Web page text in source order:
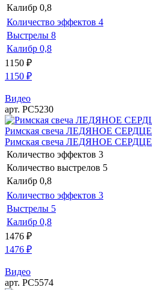
Калибр 0,8
Количество эффектов 4
Выстрелы 8
Калибр 0,8
1150 ₽
1150 ₽
Видео
арт. РС5230
Римская свеча ЛЕДЯНОЕ СЕРДЦЕ
Римская свеча ЛЕДЯНОЕ СЕРДЦЕ
Количество эффектов 3
Количество выстрелов 5
Калибр 0,8
Количество эффектов 3
Выстрелы 5
Калибр 0,8
1476 ₽
1476 ₽
Видео
арт. РС5574